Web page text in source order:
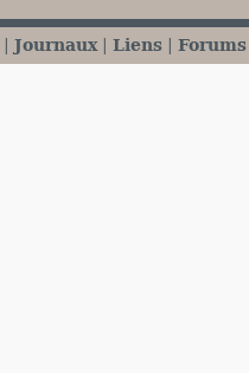
Journaux Liens Forums